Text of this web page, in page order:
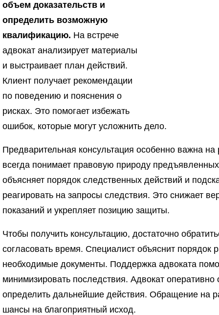
объем доказательств и
определить возможную
квалификацию. На встрече
адвокат анализирует материалы
и выстраивает план действий.
Клиент получает рекомендации
по поведению и пояснения о
рисках. Это помогает избежать
ошибок, которые могут усложнить дело.
Предварительная консультация особенно важна
всегда понимает правовую природу
объясняет порядок следственных действий и
реагировать на запросы следствия. Это снижает
показаний и укрепляет позицию защиты.
Чтобы получить консультацию, достаточно
согласовать время. Специалист объяснит порядок
необходимые документы. Поддержка адвоката
минимизировать последствия. Адвокат
определить дальнейшие действия. Обращение на
шансы на благоприятный исход.